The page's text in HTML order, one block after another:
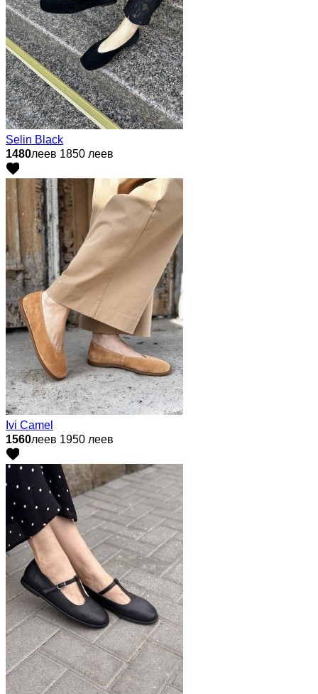
Selin Black
1480леев 1850 леев
Ivi Camel
1560леев 1950 леев